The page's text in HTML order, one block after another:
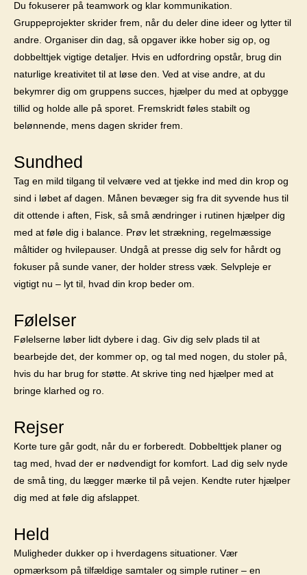
Du fokuserer på teamwork og klar kommunikation.
Gruppeprojekter skrider frem, når du deler dine ideer og lytter til
andre. Organiser din dag, så opgaver ikke hober sig op, og
dobbelttjek vigtige detaljer. Hvis en udfordring opstår, brug din
naturlige kreativitet til at løse den. Ved at vise andre, at du
bekymrer dig om gruppens succes, hjælper du med at opbygge
tillid og holde alle på sporet. Fremskridt føles stabilt og
belønnende, mens dagen skrider frem.
Sundhed
Tag en mild tilgang til velvære ved at tjekke ind med din krop og
sind i løbet af dagen. Månen bevæger sig fra dit syvende hus til
dit ottende i aften, Fisk, så små ændringer i rutinen hjælper dig
med at føle dig i balance. Prøv let strækning, regelmæssige
måltider og hvilepauser. Undgå at presse dig selv for hårdt og
fokuser på sunde vaner, der holder stress væk. Selvpleje er
vigtigt nu – lyt til, hvad din krop beder om.
Følelser
Følelserne løber lidt dybere i dag. Giv dig selv plads til at
bearbejde det, der kommer op, og tal med nogen, du stoler på,
hvis du har brug for støtte. At skrive ting ned hjælper med at
bringe klarhed og ro.
Rejser
Korte ture går godt, når du er forberedt. Dobbelttjek planer og
tag med, hvad der er nødvendigt for komfort. Lad dig selv nyde
de små ting, du lægger mærke til på vejen. Kendte ruter hjælper
dig med at føle dig afslappet.
Held
Muligheder dukker op i hverdagens situationer. Vær
opmærksom på tilfældige samtaler og simple rutiner – en